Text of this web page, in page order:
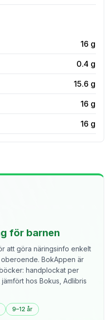
16 g
0.4 g
15.6 g
16 g
16 g
för barnen
att göra näringsinfo enkelt
BokAppen är
handplockat per
hos Bokus, Adlibris
9–12 år